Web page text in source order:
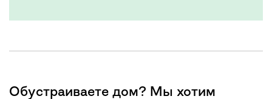
Обустраиваете дом? Мы хотим